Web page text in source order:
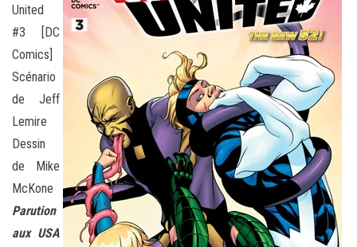
United
#3 [DC
Comics]
Scénario
de Jeff
Lemire
Dessin
de Mike
McKone
Parution
aux USA